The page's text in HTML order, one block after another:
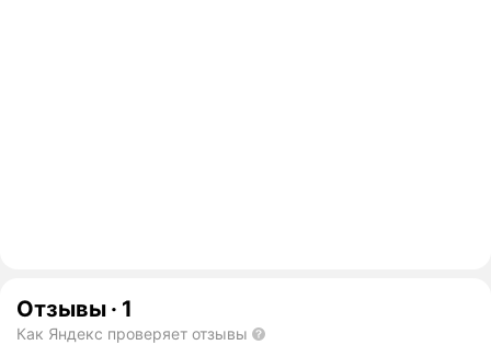
Отзывы · 1
Как Яндекс проверяет отзывы